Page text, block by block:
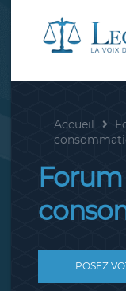
Accueil
POSEZ